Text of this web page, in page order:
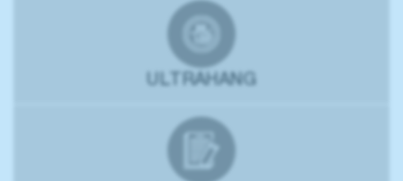
ULTRAHANG